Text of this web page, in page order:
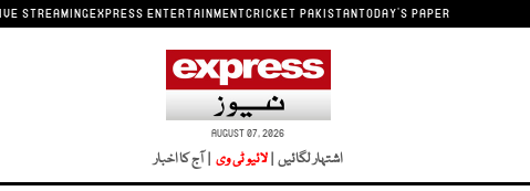
STREAMINGEXPRESS ENTERTAINMENTCRICKET PAKISTANTODAY'S PAPER
AUGUST 07, 2026
اشتہار لگائیں | | آج کا اخبار